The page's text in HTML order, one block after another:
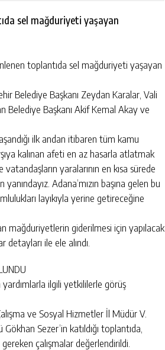
sel mağduriyeti yaşayan
toplantıda sel mağduriyeti yaşayan
Belediye Başkanı Zeydan Karalar, Vali
Belediye Başkanı Akif Kemal Akay ve
ilk andan itibaren tüm kamu
kalınan afeti en az hasarla atlatmak
yaralarının en kısa sürede
Adana’mızın başına gelen bu
layıkıyla yerine getireceğine
mağduriyetlerin giderilmesi için yapılacak
detayları ile ele alındı.
ilgili yetkililerle görüş
ve Sosyal Hizmetler İl Müdür V.
Sezer’in katıldığı toplantıda,
çalışmalar değerlendirildi.
ROAD: LE MANUEL COMPLET
DE CASINO TACTIQUE